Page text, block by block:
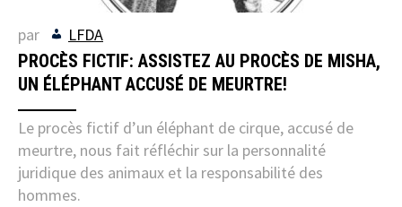
par LFDA
PROCÈS FICTIF: ASSISTEZ AU PROCÈS DE MISHA,
UN ÉLÉPHANT ACCUSÉ DE MEURTRE!
Le procès fictif d’un éléphant de cirque, accusé de
meurtre, nous fait réfléchir sur la personnalité
juridique des animaux et la responsabilité des
hommes.